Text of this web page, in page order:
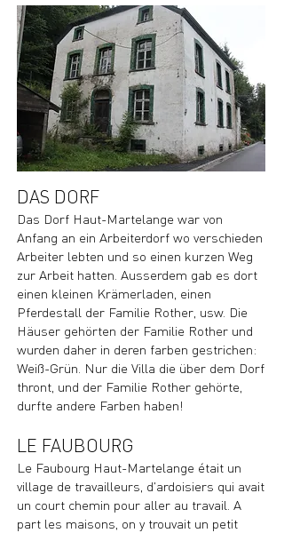
DAS DORF
Das Dorf Haut-Martelange war von
Anfang an ein Arbeiterdorf wo verschieden
Arbeiter lebten und so einen kurzen Weg
zur Arbeit hatten. Ausserdem gab es dort
einen kleinen Krämerladen, einen
Pferdestall der Familie Rother, usw. Die
Häuser gehörten der Familie Rother und
wurden daher in deren farben gestrichen:
Weiß-Grün. Nur die Villa die über dem Dorf
thront, und der Familie Rother gehörte,
durfte andere Farben haben!
LE FAUBOURG
Le Faubourg Haut-Martelange était un
village de travailleurs, d'ardoisiers qui avait
un court chemin pour aller au travail. A
part les maisons, on y trouvait un petit